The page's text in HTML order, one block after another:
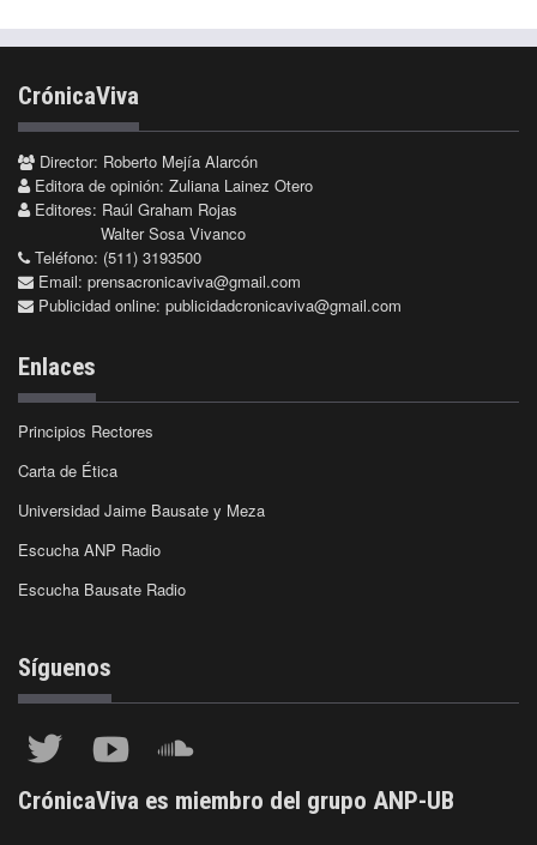
CrónicaViva
Director: Roberto Mejía Alarcón
Editora de opinión: Zuliana Lainez Otero
Editores: Raúl Graham Rojas
Walter Sosa Vivanco
Teléfono: (511) 3193500
Email: prensacronicaviva@gmail.com
Publicidad online: publicidadcronicaviva@gmail.com
Enlaces
Principios Rectores
Carta de Ética
Universidad Jaime Bausate y Meza
Escucha ANP Radio
Escucha Bausate Radio
Síguenos
CrónicaViva es miembro del grupo ANP-UB